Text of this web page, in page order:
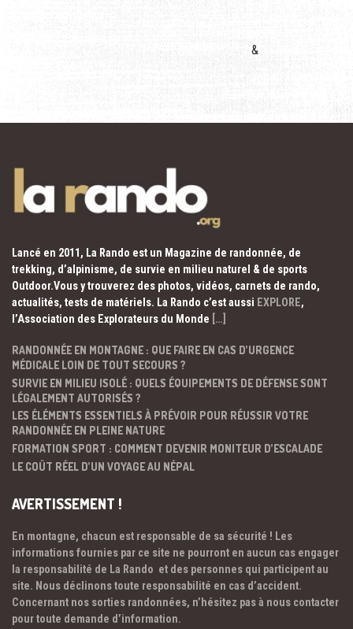
&
Lancé en 2011, La Rando est un Magazine de randonnée, de
trekking, d’alpinisme, de survie en milieu naturel & de sports
Outdoor.Vous y trouverez des photos, vidéos, carnets de rando,
actualités, tests de matériels. La Rando c’est aussi EXPLORE,
l’Association des Explorateurs du Monde […]
RANDONNÉE EN MONTAGNE : QUE FAIRE EN CAS D’URGENCE
MÉDICALE LOIN DE TOUT SECOURS ?
SURVIE EN MILIEU ISOLÉ : QUELS ÉQUIPEMENTS DE DÉFENSE SONT
LÉGALEMENT AUTORISÉS ?
LES ÉLÉMENTS ESSENTIELS À PRÉVOIR POUR RÉUSSIR VOTRE
RANDONNÉE EN PLEINE NATURE
FORMATION SPORT : COMMENT DEVENIR MONITEUR D’ESCALADE
LE COÛT RÉEL D’UN VOYAGE AU NÉPAL
AVERTISSEMENT !
En montagne, chacun est responsable de sa sécurité ! Les
informations fournies par ce site ne pourront en aucun cas engager
la responsabilité de La Rando et des personnes qui participent au
site. Nous déclinons toute responsabilité en cas d’accident.
Concernant nos sorties randonnées, n’hésitez pas à nous contacter
pour toute demande d’information.